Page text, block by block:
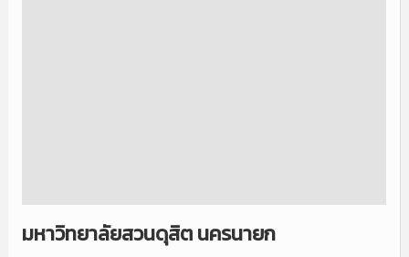
มหาวิทยาลัยสวนดุสิต นครนายก